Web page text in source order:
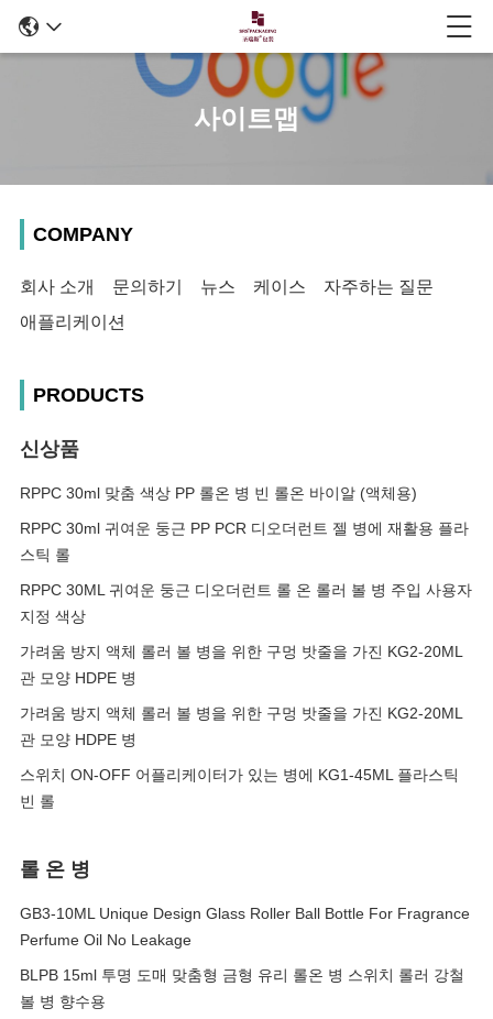
사이트맵
COMPANY
회사 소개 문의하기 뉴스 케이스
자주하는 질문
애플리케이션
PRODUCTS
신상품
RPPC 30ml 맞춤 색상 PP 롤온 병 빈 롤온 바이알 (액체용)
RPPC 30ml 귀여운 둥근 PP PCR 디오더런트 젤 병에 재활용 플라
스틱 롤
RPPC 30ML 귀여운 둥근 디오더런트 롤 온 롤러 볼 병 주입 사용자
지정 색상
가려움 방지 액체 롤러 볼 병을 위한 구멍 밧줄을 가진 KG2-20ML
관 모양 HDPE 병
가려움 방지 액체 롤러 볼 병을 위한 구멍 밧줄을 가진 KG2-20ML
관 모양 HDPE 병
스위치 ON-OFF 어플리케이터가 있는 병에 KG1-45ML 플라스틱
빈 롤
롤 온 병
GB3-10ML Unique Design Glass Roller Ball Bottle For Fragrance
Perfume Oil No Leakage
BLPB 15ml 투명 도매 맞춤형 금형 유리 롤온 병 스위치 롤러 강철
볼 병 향수용